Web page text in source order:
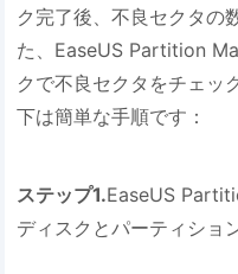
ク完了後、不良セクタの
た、EaseUS Partition
クで不良セクタをチェッ
下は簡単な手順です：
ステップ1.EaseUS
ディスクとパーティショ